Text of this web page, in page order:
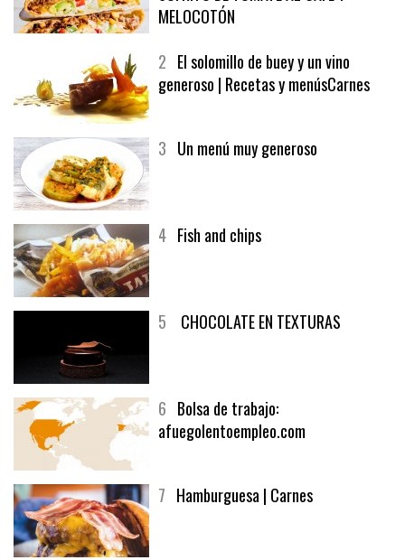
MELOCOTÓN
2 El solomillo de buey y un vino
generoso | Recetas y menúsCarnes
3 Un menú muy generoso
4 Fish and chips
5 CHOCOLATE EN TEXTURAS
6 Bolsa de trabajo:
afuegolentoempleo.com
7 Hamburguesa | Carnes